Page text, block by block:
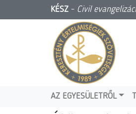
KÉSZ - Civil
AZ EGYESÜLETRŐL